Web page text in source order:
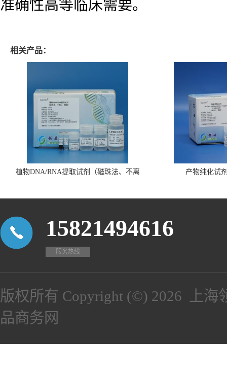
准确性高等临床需要。
相关产品：
植物DNA/RNA提取试剂（磁珠法、不离
产物纯化试
15821494616
服务热线
版权所有 Copyright (©) 2026
上
品商务网